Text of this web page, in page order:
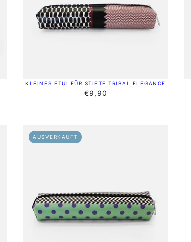
KLEINES ETUI FÜR STIFTE TRIBAL ELEGANCE
€9,90
AUSVERKAUFT